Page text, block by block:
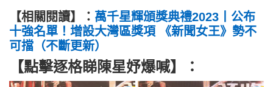
【相關閱讀】 ： 萬千星輝頒獎典禮2023丨公布
十強名單！增設大灣區獎項 《新聞女王》勢不
可擋（不斷更新）
【點擊逐格睇陳星妤爆喊】 ：